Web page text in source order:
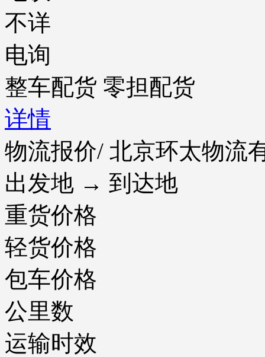
不详
电询
整车配货 零担配货
详情
物流报价/ 北京环太物流
出发地 → 到达地
重货价格
轻货价格
包车价格
公里数
运输时效